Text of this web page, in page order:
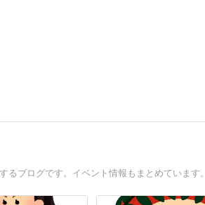
るブログです。イベント情報もまとめています。